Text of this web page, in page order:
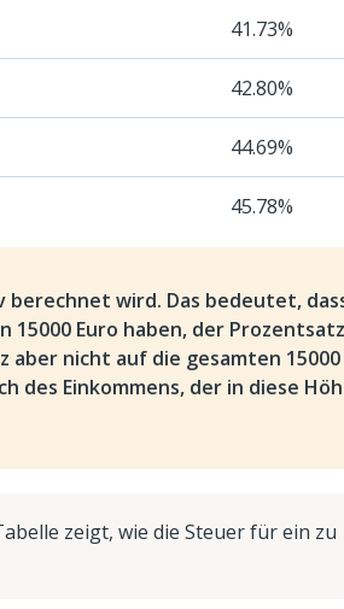
41.73%
42.80%
44.69%
45.78%
berechnet wird. Das bedeutet,
15000 Euro haben, der Prozentsatz
nicht auf die gesamten 15000
des Einkommens, der in diese
zeigt, wie die Steuer für ein zu